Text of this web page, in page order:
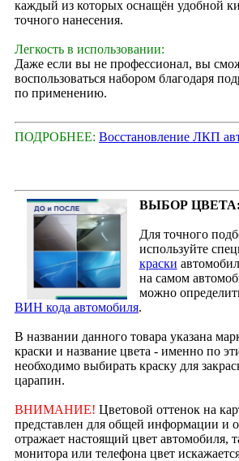
каждый из которых оснащён удобной
точного нанесения.
Легкость в использовании:
Даже если вы не профессионал, вы
воспользоваться набором благодаря
по применению.
ПОДРОБНЕЕ: Восстановление ЛКП
ВЫБОР ЦВЕТА:
Для точного
используйте
краски
на самом
можно
ВИН кода автомобиля.
В названии данного товара указана
краски и название цвета - именно по
необходимо выбирать краску для
царапин.
ВНИМАНИЕ! Цветовой оттенок на
представлен для общей информации и
отражает настоящий цвет автомобиля,
монитора или телефона цвет